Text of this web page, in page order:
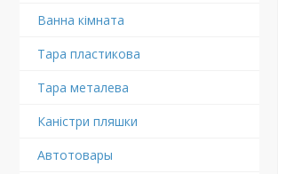
Ванна кімната
Тара пластикова
Тара металева
Каністри пляшки
Автотовары